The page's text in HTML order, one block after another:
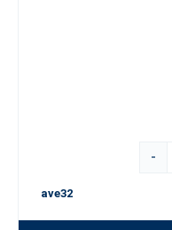
-
ave32